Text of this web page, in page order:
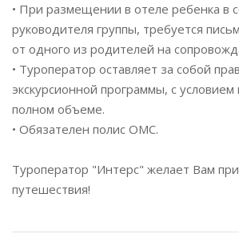
• При размещении в отеле ребенка в
руководителя группы, требуется
от одного из родителей на
• Туроператор оставляет за собой
экскурсионной программы, с
полном объеме.
• Обязателен полис ОМС.
Туроператор "Интерс" желает Вам
путешествия!